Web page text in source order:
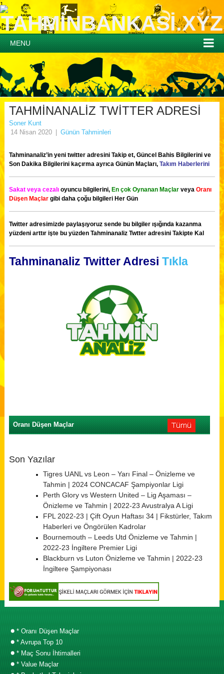
1
MENU
TAHMİNANALİZ TWİTTER ADRESİ
Soner Kunt
14 Nisan 2020
Günün Tahminleri
Tahminanaliz’in yeni twitter adresini Takip et, Güncel Bahis Bilgilerini ve
Son Dakika Bilgilerini kaçırma ayrıca Günün Maçları, Takım Haberlerini
Sakat veya cezalıoyuncu bilgilerini, En çok Oynanan MaçlarveyaOranı
Düşen Maçlargibi daha çoğu bilgileri Her Gün
Twitter adresimizde paylaşıyoruz sende bu bilgiler ışığında kazanma
yüzdeni arttır işte bu yüzden Tahminanaliz Twtter adresini Takipte Kal
Tahminanaliz Twitter Adresi Tıkla
Oranı Düşen Maçlar
Son Yazılar
Tigres UANL vs Leon – Yarı Final – Önizleme ve
Tahmin | 2024 CONCACAF Şampiyonlar Ligi
Perth Glory vs Western United – Lig Aşaması –
Önizleme ve Tahmin | 2022-23 Avustralya A Ligi
FPL 2022-23 | Çift Oyun Haftası 34 | Fikstürler, Takım
Haberleri ve Öngörülen Kadrolar
Bournemouth – Leeds Utd Önizleme ve Tahmin |
2022-23 İngiltere Premier Ligi
Blackburn vs Luton Önizleme ve Tahmin | 2022-23
İngiltere Şampiyonası
* Oranı Düşen Maçlar
* Avrupa Top 10
* Maç Sonu İhtimalleri
* Value Maçlar